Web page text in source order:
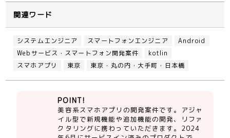
関連ワード
システムエンジニア スマートフォンエンジニア
Android
Webサービス・スマートフォン開発案件
kotlin
スマホアプリ
東京 東京・丸の内・大手町・日本橋
POINT!
美容系スマホアプリの開発案件です。アジャ
イル型で新規機能や追加機能の開発、リファ
クタリングに携わっていただきます。2024